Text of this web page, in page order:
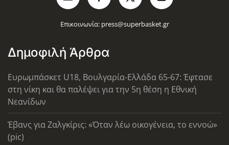
Επικοινωνία: press@superbasket.gr
Δημοφιλή Άρθρα
Ευρωμπάσκετ U18, Βουλγαρία-Ελλάδα 65-67: Έφτασε
στη νίκη και θα παλέψει για την 5η θέση η Εθνική
Νεανίδων
Έβανς για Ζαλγκίρις: «Όταν λέω οικογένεια, το εννοώ»
(pic)